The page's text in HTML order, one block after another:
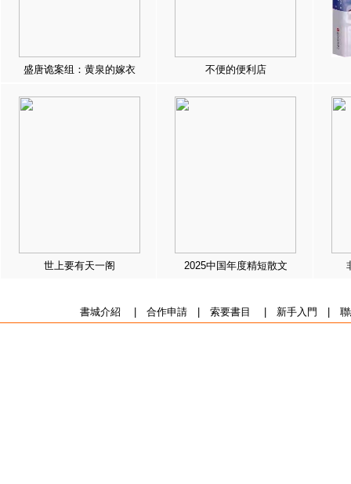
盛唐诡案组：黄泉的嫁衣 不便的便利店
世上要有天一阁 2025中国年度精短散文
書城介紹 合作申請| 索要書目 新手入門